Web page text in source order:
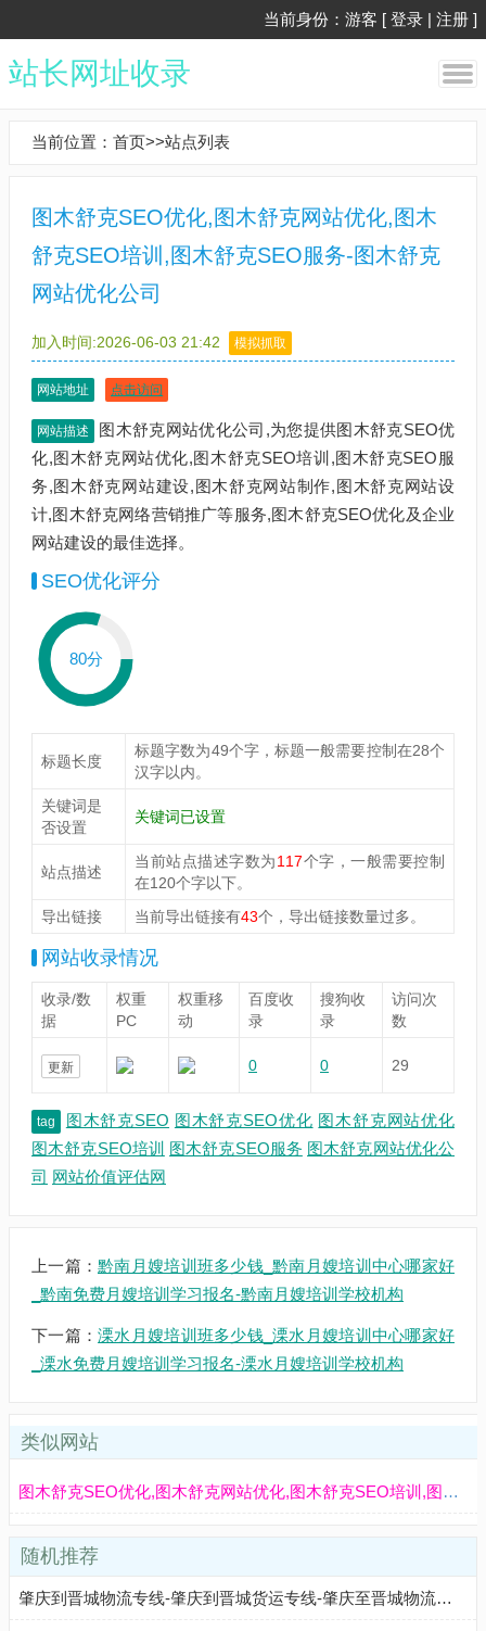
当前身份：游客 [ 登录 | 注册 ]
站长网址收录
当前位置： 首页>>站点列表
图木舒克SEO优化,图木舒克网站优化,图木
舒克SEO培训,图木舒克SEO服务-图木舒克
网站优化公司
加入时间:2026-06-03 21:42 模拟抓取
网站地址 点击访问
网站描述
图木舒克网站优化公司,为您提供图木舒克SEO优
化,图木舒克网站优化,图木舒克SEO培训,图木舒克SEO服
务,图木舒克网站建设,图木舒克网站制作,图木舒克网站设
计,图木舒克网络营销推广等服务,图木舒克SEO优化及企业
网站建设的最佳选择。
SEO优化评分
80分
标题长度
标题字数为49个字，标题一般需要控制在28个
汉字以内。
关键词是
否设置
关键词已设置
站点描述
当前站点描述字数为117个字，一般需要控制
在120个字以下。
导出链接
当前导出链接有43个，导出链接数量过多。
网站收录情况
收录/数
据
权重
PC
权重移
动
百度收
录
搜狗收
录
访问次
数
更新 0 0 29
tag 图木舒克SEO 图木舒克SEO优化 图木舒克网站优化
图木舒克SEO培训 图木舒克SEO服务 图木舒克网站优化公
司 网站价值评估网
上一篇：黔南月嫂培训班多少钱_黔南月嫂培训中心哪家好
_黔南免费月嫂培训学习报名-黔南月嫂培训学校机构
下一篇：溧水月嫂培训班多少钱_溧水月嫂培训中心哪家好
_溧水免费月嫂培训学习报名-溧水月嫂培训学校机构
类似网站
图木舒克SEO优化,图木舒克网站优化,图木舒克SEO培训,图木舒克SEO服务-图木舒克网站优化公司
随机推荐
肇庆到晋城物流专线-肇庆到晋城货运专线-肇庆至晋城物流公司-就发物流网